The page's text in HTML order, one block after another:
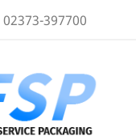
02373-397700